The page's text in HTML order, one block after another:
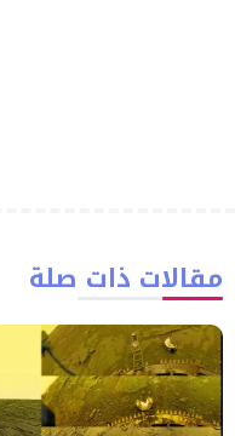
مقالات ذات صلة